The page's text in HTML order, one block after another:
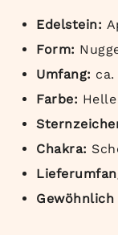
Edelstein:
Form:
Umfang:
Farbe:
Chakra:
Gewöhnlich